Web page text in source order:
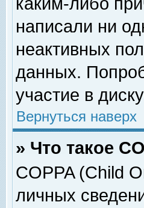
написали ни
неактивных
данных.
участие в
Вернуться наверх
» Что такое
COPPA (Child
личных